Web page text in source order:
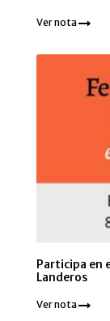
Ver nota
Participa en
Landeros
Ver nota